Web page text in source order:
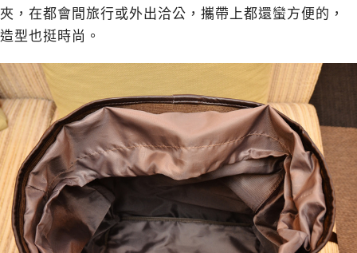
夾，在都會間旅行或外出洽公，攜帶上都還蠻方便的，
造型也挺時尚。